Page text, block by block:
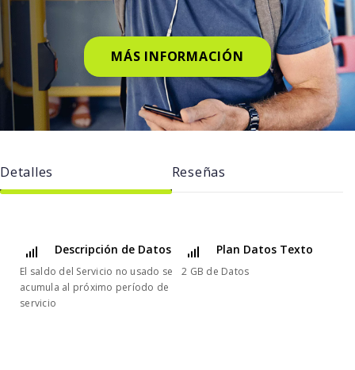
MÁS INFORMACIÓN
Detalles Reseñas
Descripción de Datos
El saldo del Servicio no usado se
acumula al próximo período de
servicio
Plan Datos Texto
2 GB de Datos